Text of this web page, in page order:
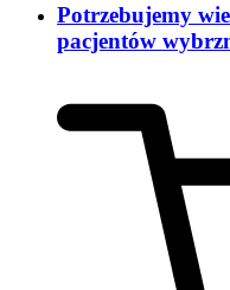
Potrzebujemy
pacjentów